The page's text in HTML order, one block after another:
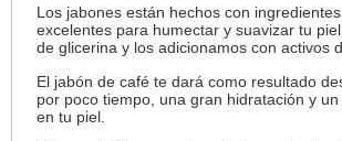
Los jabones están hechos con
excelentes para humectar y suavizar tu
de glicerina y los adicionamos con activos
El jabón de café te dará como resultado
por poco tiempo, una gran hidratación y
en tu piel.